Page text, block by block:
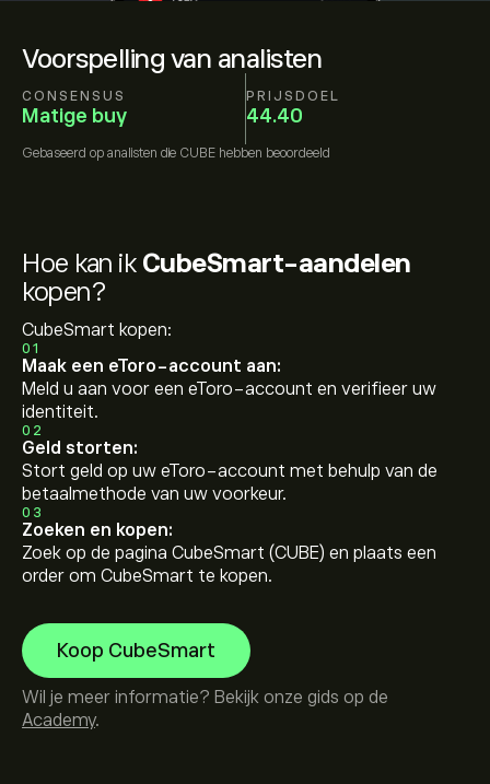
Voorspelling van analisten
CONSENSUS
Matige buy
PRIJSDOEL
44.40
Gebaseerd op analisten die CUBE hebben beoordeeld
Hoe kan ik CubeSmart-aandelen
kopen?
CubeSmart kopen:
01
Maak een eToro-account aan:
Meld u aan voor een eToro-account en verifieer uw
identiteit.
02
Geld storten:
Stort geld op uw eToro-account met behulp van de
betaalmethode van uw voorkeur.
03
Zoeken en kopen:
Zoek op de pagina CubeSmart (CUBE) en plaats een
order om CubeSmart te kopen.
Koop CubeSmart
Wil je meer informatie? Bekijk onze gids op de
Academy.